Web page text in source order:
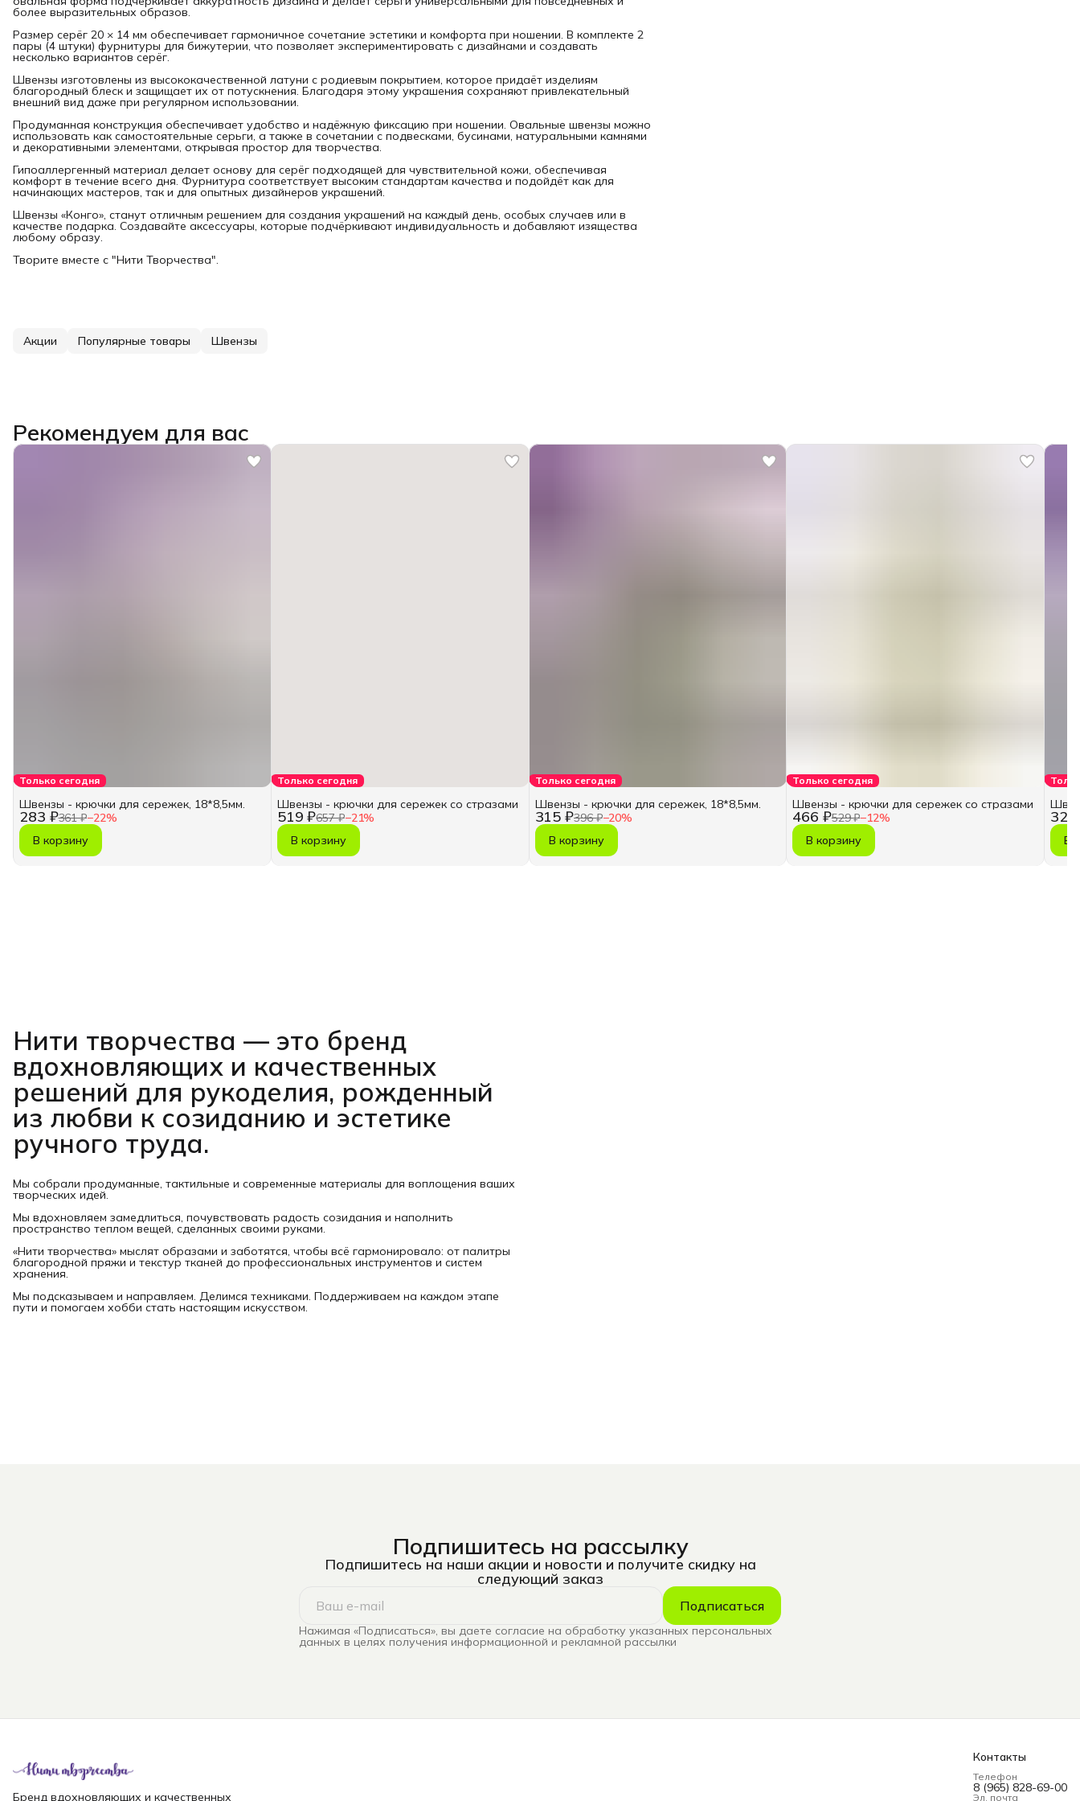
более выразительных образов.
Размер серёг 20 × 14 мм обеспечивает гармоничное сочетание эстетики и комфорта при ношении. В комплекте 2
пары (4 штуки) фурнитуры для бижутерии, что позволяет экспериментировать с дизайнами и создавать
несколько вариантов серёг.
Швензы изготовлены из высококачественной латуни с родиевым покрытием, которое придаёт изделиям
благородный блеск и защищает их от потускнения. Благодаря этому украшения сохраняют привлекательный
внешний вид даже при регулярном использовании.
Продуманная конструкция обеспечивает удобство и надёжную фиксацию при ношении. Овальные швензы можно
использовать как самостоятельные серьги, а также в сочетании с подвесками, бусинами, натуральными камнями
и декоративными элементами, открывая простор для творчества.
Гипоаллергенный материал делает основу для серёг подходящей для чувствительной кожи, обеспечивая
комфорт в течение всего дня. Фурнитура соответствует высоким стандартам качества и подойдёт как для
начинающих мастеров, так и для опытных дизайнеров украшений.
Швензы «Конго», станут отличным решением для создания украшений на каждый день, особых случаев или в
качестве подарка. Создавайте аксессуары, которые подчёркивают индивидуальность и добавляют изящества
любому образу.
Творите вместе с "Нити Творчества".
Акции Популярные товары Швензы
Рекомендуем для вас
Только сегодня
283 ₽361 ₽−22%
Швензы - крючки для сережек, 18*8,5мм.
В корзину
Только сегодня
519 ₽657 ₽−21%
Швензы - крючки для сережек со стразами
В корзину
Только сегодня
315 ₽396 ₽−20%
Швензы - крючки для сережек, 18*8,5мм.
В корзину
Только сегодня
466 ₽529 ₽−12%
Швензы - крючки для сережек со стразами
В корзину
321
В
Нити творчества — это бренд
вдохновляющих и качественных
решений для рукоделия, рожденный
из любви к созиданию и эстетике
ручного труда.
Мы собрали продуманные, тактильные и современные материалы для воплощения ваших
творческих идей.
Мы вдохновляем замедлиться, почувствовать радость созидания и наполнить
пространство теплом вещей, сделанных своими руками.
«Нити творчества» мыслят образами и заботятся, чтобы всё гармонировало: от палитры
благородной пряжи и текстур тканей до профессиональных инструментов и систем
хранения.
Мы подсказываем и направляем. Делимся техниками. Поддерживаем на каждом этапе
пути и помогаем хобби стать настоящим искусством.
Подпишитесь на рассылку
Подпишитесь на наши акции и новости и получите скидку на
следующий заказ
Подписаться
Нажимая «Подписаться», вы даете согласие на обработку указанных персональных
данных в целях получения информационной и рекламной рассылки
Бренд вдохновляющих и качественных
Контакты
Телефон
8 (965) 828-69-00
Эл. почта